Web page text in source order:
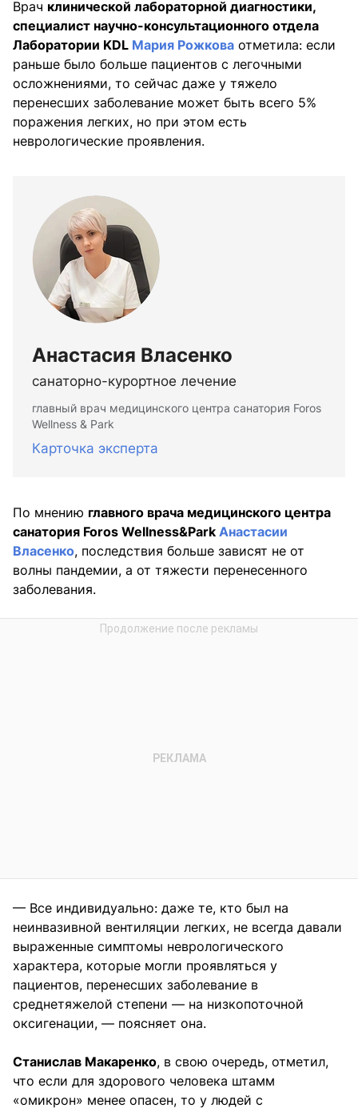
Врач клинической лабораторной диагностики,
специалист научно-консультационного отдела
Лаборатории KDL Мария Рожкова отметила: если
раньше было больше пациентов с легочными
осложнениями, то сейчас даже у тяжело
перенесших заболевание может быть всего 5%
поражения легких, но при этом есть
неврологические проявления.
Анастасия Власенко
санаторно-курортное лечение
главный врач медицинского центра санатория Foros
Wellness & Park
Карточка эксперта
По мнению главного врача медицинского центра
санатория Foros Wellness&Park Анастасии
Власенко, последствия больше зависят не от
волны пандемии, а от тяжести перенесенного
заболевания.
— Все индивидуально: даже те, кто был на
неинвазивной вентиляции легких, не всегда давали
выраженные симптомы неврологического
характера, которые могли проявляться у
пациентов, перенесших заболевание в
среднетяжелой степени — на низкопоточной
оксигенации, — поясняет она.
Станислав Макаренко, в свою очередь, отметил,
что если для здорового человека штамм
«омикрон» менее опасен, то у людей с